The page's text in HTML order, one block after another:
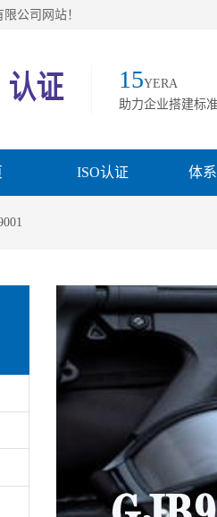
公司网站！
15YERA
助力企业搭建标
ISO认证 体